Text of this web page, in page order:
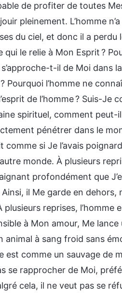
de profiter de toutes
pleinement. L’homme
du ciel, et donc il a perdu
qui le relie à Mon Esprit ?
t-il de Moi dans
l’homme ne
de l’homme ? Suis-Je
spirituel, comment
pénétrer dans le
comme si Je l’avais
monde. À plusieurs
profondément que
il Me garde en
reprises, l’homme
à Mon amour, Me lance
animal à sang froid sans
est comme un sauvage de
se rapprocher de Moi,
cela, il ne veut pas se